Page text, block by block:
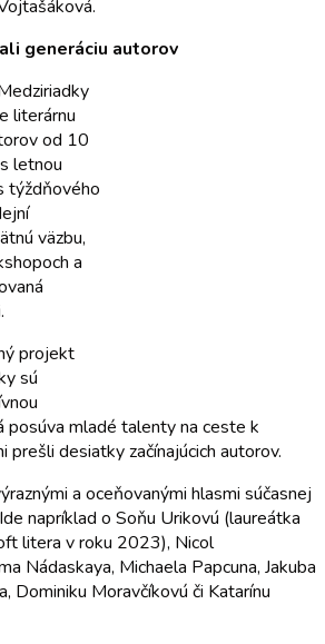
generáciu autorov
literárnu
od 10
letnou
týždňového
väzbu,
a
projekt
sú
posúva mladé talenty na ceste k
prešli desiatky začínajúcich autorov.
a oceňovanými hlasmi súčasnej
napríklad o Soňu Urikovú (laureátka
litera v roku 2023), Nicol
Nádaskaya, Michaela Papcuna, Jakuba
Dominiku Moravčíkovú či Katarínu